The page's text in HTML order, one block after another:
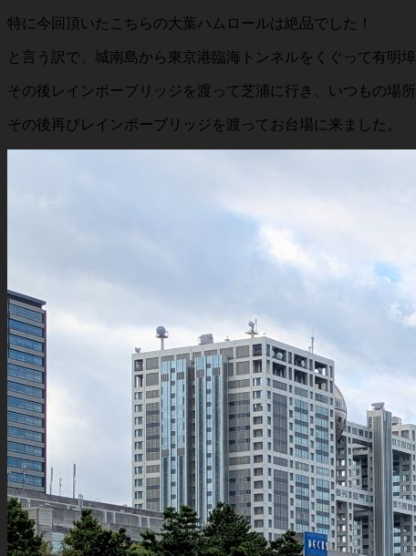
特に今回頂いたこちらの大葉ハムロールは絶品でした！
と言う訳で、城南島から東京港臨海トンネルをくぐって有明
その後レインボーブリッジを渡って芝浦に行き、いつもの場所
その後再びレインボーブリッジを渡ってお台場に来ました。